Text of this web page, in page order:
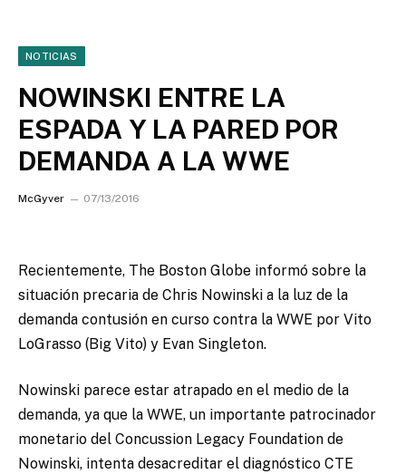
NOTICIAS
NOWINSKI ENTRE LA
ESPADA Y LA PARED POR
DEMANDA A LA WWE
McGyver 07/13/2016
Recientemente, The Boston Globe informó sobre la
situación precaria de Chris Nowinski a la luz de la
demanda contusión en curso contra la WWE por Vito
LoGrasso (Big Vito) y Evan Singleton.
Nowinski parece estar atrapado en el medio de la
demanda, ya que la WWE, un importante patrocinador
monetario del Concussion Legacy Foundation de
Nowinski, intenta desacreditar el diagnóstico CTE